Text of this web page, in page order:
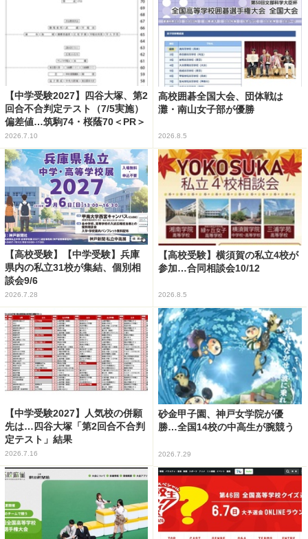
【中学受験2027】四谷大塚、第2
回合不合判定テスト（7/5実施）
偏差値…筑駒74・桜蔭70＜PR＞
2026.7.10
高校囲碁全国大会、団体戦は
灘・南山女子部が優勝
2026.8.5
【高校受験】【中学受験】兵庫
県内の私立31校が集結、個別相
談会9/6
2026.7.28
【高校受験】横須賀の私立4校が
参加…合同相談会10/12
2026.8.5
【中学受験2027】人気校の併願
先は…四谷大塚「第2回合不合判
定テスト」結果
2026.7.16
砂金甲子園、神戸女学院が優
勝…全国14校の中高生が腕競う
2026.7.29